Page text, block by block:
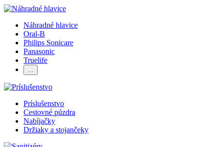
Náhradné hlavice
Oral-B
Philips Sonicare
Panasonic
Truelife
…
Príslušenstvo
Cestovné púzdra
Nabíjačky
Držiaky a stojančeky